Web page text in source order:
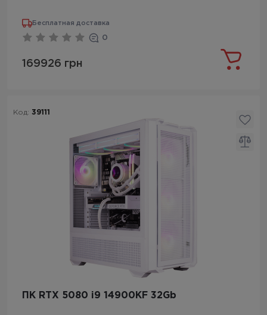
Бесплатная доставка
0
169926 грн
Код: 39111
ПК RTX 5080 i9 14900KF 32Gb